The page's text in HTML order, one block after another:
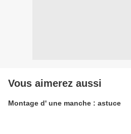
Vous aimerez aussi
Montage d' une manche : astuce